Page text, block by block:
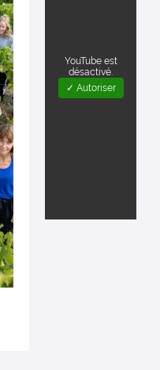
YouTube est
désactivé.
✓ Autoriser